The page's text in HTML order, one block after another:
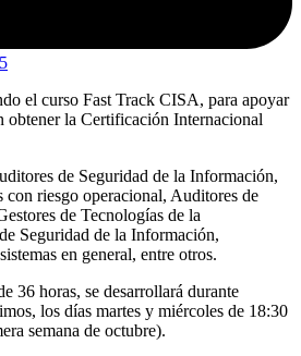
el curso Fast Track CISA, para apoyar
obtener la Certificación Internacional
de Seguridad de la Información,
con riesgo operacional, Auditores de
de Tecnologías de la
Seguridad de la Información,
en general, entre otros.
36 horas, se desarrollará durante
los días martes y miércoles de 18:30
semana de octubre).